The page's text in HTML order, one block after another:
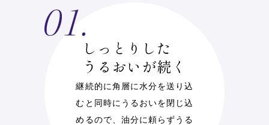
しっとりした
うるおいが続く
継続的に角層に水分を送り込
むと同時にうるおいを閉じ込
めるので、油分に頼らずうる